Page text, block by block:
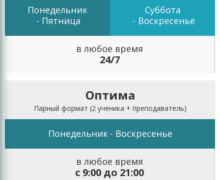
Понедельник
- Пятница
Суббота
- Воскресенье
в любое время
24/7
Оптима
Парный формат (2 ученика + преподаватель)
Понедельник - Воскресенье
в любое время
с 9:00 до 21:00